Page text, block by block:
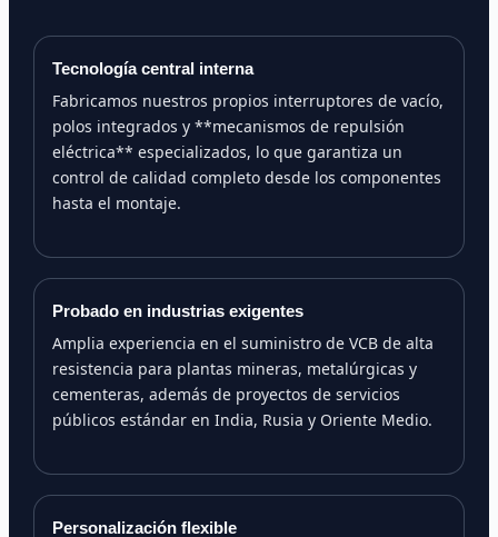
Tecnología central interna
Fabricamos nuestros propios interruptores de vacío,
polos integrados y **mecanismos de repulsión
eléctrica** especializados, lo que garantiza un
control de calidad completo desde los componentes
hasta el montaje.
Probado en industrias exigentes
Amplia experiencia en el suministro de VCB de alta
resistencia para plantas mineras, metalúrgicas y
cementeras, además de proyectos de servicios
públicos estándar en India, Rusia y Oriente Medio.
Personalización flexible